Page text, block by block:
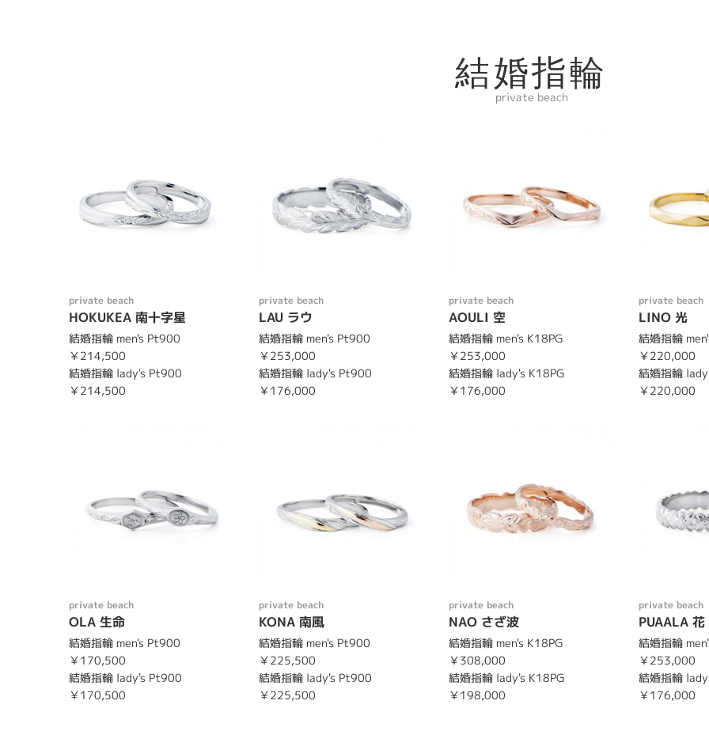
結婚指輪
private beach
private beach
HOKUKEA 南十字星
結婚指輪 men's Pt900
￥214,500
結婚指輪 lady's Pt900
￥214,500
private beach
LAU ラウ
結婚指輪 men's Pt900
￥253,000
結婚指輪 lady's Pt900
￥176,000
private beach
AOULI 空
結婚指輪 men's K18PG
￥253,000
結婚指輪 lady's K18PG
￥176,000
private beach
LINO 光
結婚指輪
￥220,000
結婚指輪
￥220,000
private beach
OLA 生命
結婚指輪 men's Pt900
￥170,500
結婚指輪 lady's Pt900
￥170,500
private beach
KONA 南風
結婚指輪 men's Pt900
￥225,500
結婚指輪 lady's Pt900
￥225,500
private beach
NAO さざ波
結婚指輪 men's K18PG
￥308,000
結婚指輪 lady's K18PG
￥198,000
private beach
PUAALA 花
結婚指輪
￥253,000
結婚指輪
￥176,000